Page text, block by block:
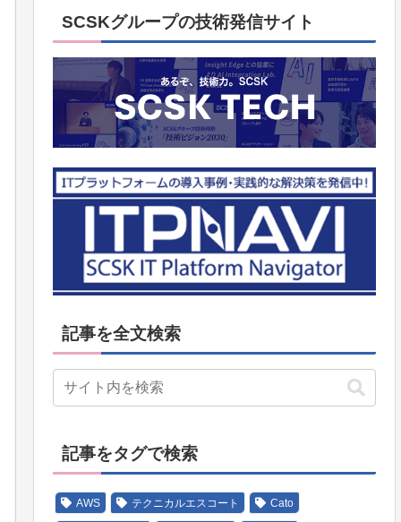
SCSKグループの技術発信サイト
記事を全文検索
記事をタグで検索
AWS テクニカルエスコート Cato